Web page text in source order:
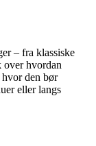
– fra klassiske
over hvordan
hvor den bør
eller langs